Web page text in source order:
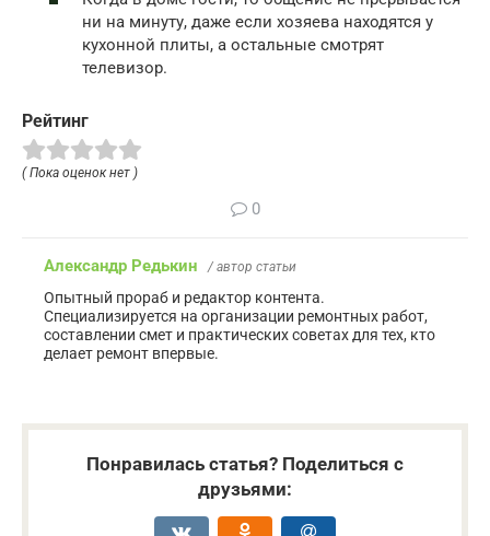
ни на минуту, даже если хозяева находятся у
кухонной плиты, а остальные смотрят
телевизор.
Рейтинг
( Пока оценок нет )
0
Александр Редькин / автор статьи
Опытный прораб и редактор контента.
Специализируется на организации ремонтных работ,
составлении смет и практических советах для тех, кто
делает ремонт впервые.
Понравилась статья? Поделиться с
друзьями: